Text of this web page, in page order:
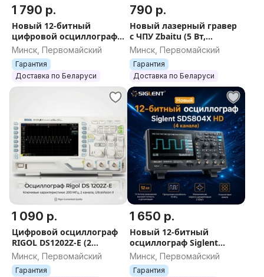
1 790 р.
Новый 12-битный
цифровой осциллограф
высокого разрешения
Siglent SDS814X HD (4
канала, 100 МГц)
Минск, Первомайский
Гарантия
Доставка по Беларуси
790 р.
Новый лазерный гравер
с ЧПУ Zbaitu (5 Вт,
рабочая область 370x370
мм)
Минск, Первомайский
Гарантия
Доставка по Беларуси
1 090 р.
Цифровой осциллограф
RIGOL DS1202Z-E (2
канала, 200 МГц) - Новый,
с гарантией
Минск, Первомайский
Гарантия
1 650 р.
Новый 12-битный
осциллограф Siglent
SDS804X HD (4 канала)
Минск, Первомайский
Гарантия